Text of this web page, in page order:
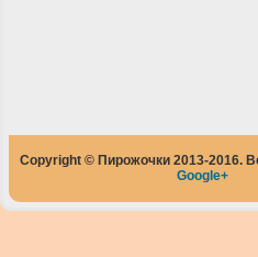
Copyright © Пирожочки 2013-2016.
Google+